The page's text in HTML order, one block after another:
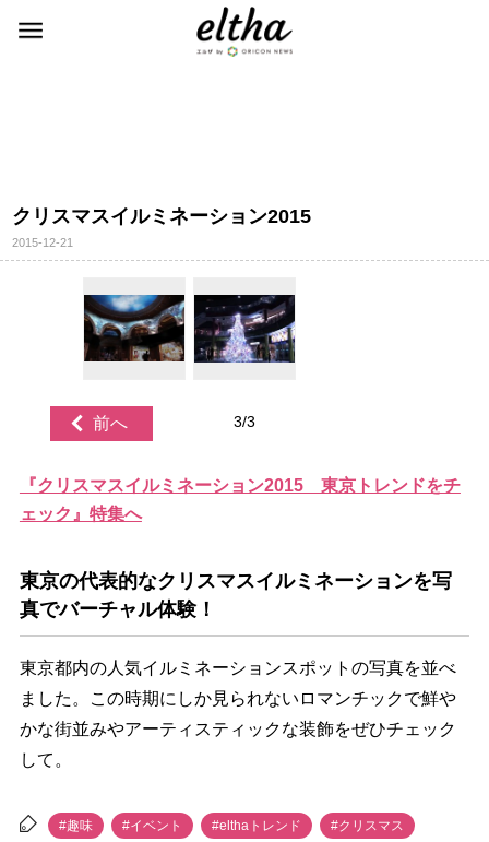
クリスマスイルミネーション2015
2015-12-21
前へ 3/3
『クリスマスイルミネーション2015 東京トレンドをチ
ェック』特集へ
東京の代表的なクリスマスイルミネーションを写
真でバーチャル体験！
東京都内の人気イルミネーションスポットの写真を並べ
ました。この時期にしか見られないロマンチックで鮮
かな街並みやアーティスティックな装飾をぜひチェック
して。
#趣味 #イベント #elthaトレンド #クリスマス